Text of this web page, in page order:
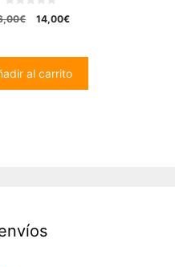
0
o
5
€
El
16,00€.
14,00€El
14,00€.
al carrito